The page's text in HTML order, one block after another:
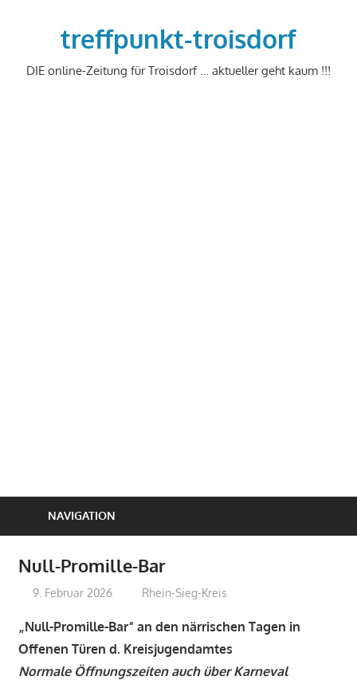
treffpunkt-troisdorf
DIE online-Zeitung für Troisdorf … aktueller geht kaum !!!
NAVIGATION
Null-Promille-Bar
9. Februar 2026 treffpunkt
Rhein-Sieg-Kreis
„Null-Promille-Bar“ an den närrischen Tagen in
Offenen Türen d. Kreisjugendamtes
Normale Öffnungszeiten auch über Karneval